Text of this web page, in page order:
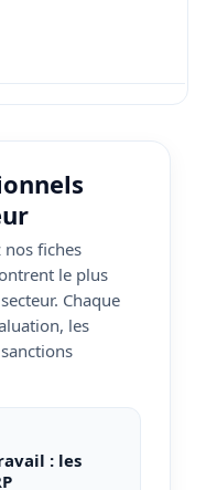
fiches
le plus
Chaque
les
: les